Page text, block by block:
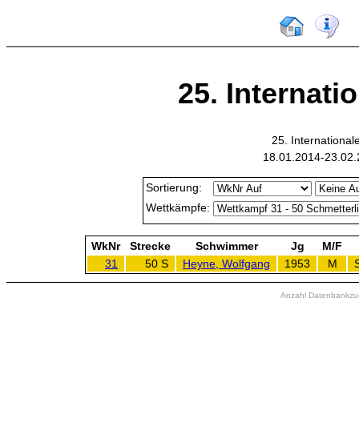
25.
25.
18.01.2014-
Sortierung:
Wettkämpfe:
WkNr Strecke Schwimmer Jg
M/F
31
50 S Heyne, Wolfgang 1953 M
Anzahl